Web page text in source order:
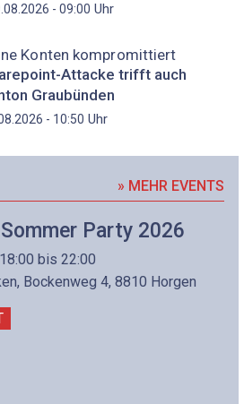
- 09:00 Uhr
Konten kompromittiert
Attacke trifft auch
Graubünden
- 10:50 Uhr
» MEHR EVENTS
Party 2026
bis 22:00
Bockenweg 4, 8810 Horgen